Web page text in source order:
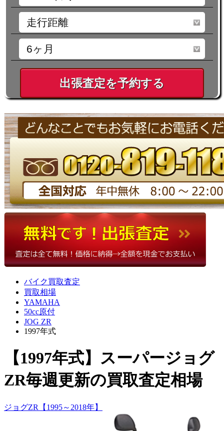
出張査定を予約する
バイク買取査定
買取相場
YAMAHA
50cc原付
JOG ZR
1997年式
【1997年式】スーパージョグ
ZR毎週更新の買取査定相場
ジョグZR【1995～2018年】